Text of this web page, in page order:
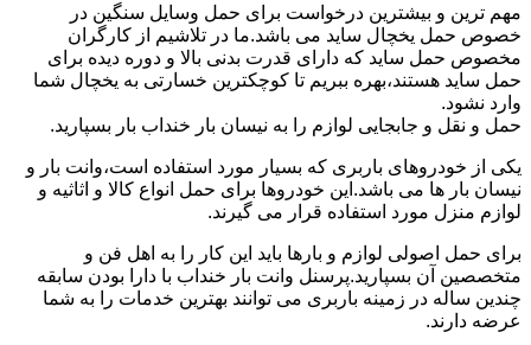
مهم ترین و بیشترین درخواست برای حمل وسایل سنگین در
خصوص حمل یخچال ساید می باشد.ما در تلاشیم از کارگران
مخصوص حمل ساید که دارای قدرت بدنی بالا و دوره دیده برای
حمل ساید هستند،بهره ببریم تا کوچکترین خسارتی به یخچال شما
وارد نشود.
حمل و نقل و جابجایی لوازم را به نیسان بار خنداب بار بسپارید.
یکی از خودروهای باربری که بسیار مورد استفاده است،وانت بار و
نیسان بار ها می باشد.این خودروها برای حمل انواع کالا و اثاثیه و
لوازم منزل مورد استفاده قرار می گیرند.
برای حمل اصولی لوازم و بارها باید این کار را به اهل فن و
متخصصین آن بسپارید.پرسنل وانت بار خنداب با دارا بودن سابقه
چندین ساله در زمینه باربری می توانند بهترین خدمات را به شما
عرضه دارند.